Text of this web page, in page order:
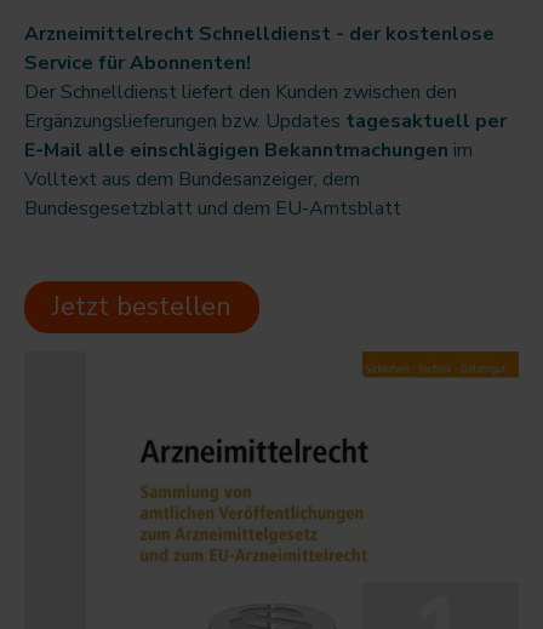
Arzneimittelrecht Schnelldienst - der kostenlose
Service für Abonnenten!
Der Schnelldienst liefert den Kunden zwischen den
Ergänzungslieferungen bzw. Updates tagesaktuell per
E-Mail alle einschlägigen Bekanntmachungen im
Volltext aus dem Bundesanzeiger, dem
Bundesgesetzblatt und dem EU-Amtsblatt
Jetzt bestellen